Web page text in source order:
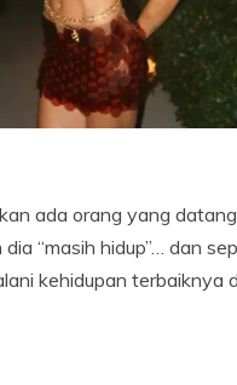
ada orang yang
“masih hidup”… dan
kehidupan terbaiknya